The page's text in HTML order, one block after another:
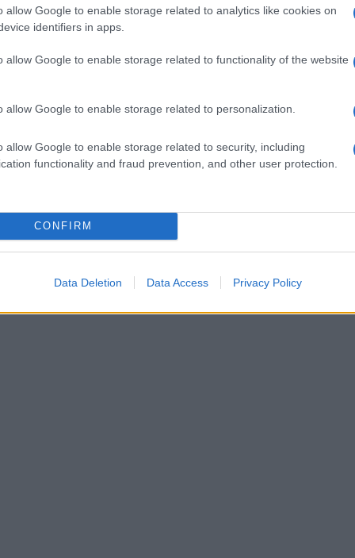
allow Google to enable storage related to analytics like cookies on
identifiers in apps.
allow Google to enable storage related to functionality of the website
allow Google to enable storage related to personalization.
allow Google to enable storage related to security, including
functionality and fraud prevention, and other user protection.
CONFIRM
Data Deletion Data Access Privacy Policy
Rita Nappi
+ Esporta iCal
MAGIA SARDA , RITA NAPPI